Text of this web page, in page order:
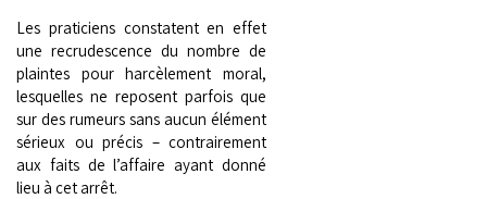
Les praticiens constatent en effet
une recrudescence du nombre de
plaintes pour harcèlement moral,
lesquelles ne reposent parfois que
sur des rumeurs sans aucun élément
sérieux ou précis – contrairement
aux faits de l’affaire ayant donné
lieu à cet arrêt.